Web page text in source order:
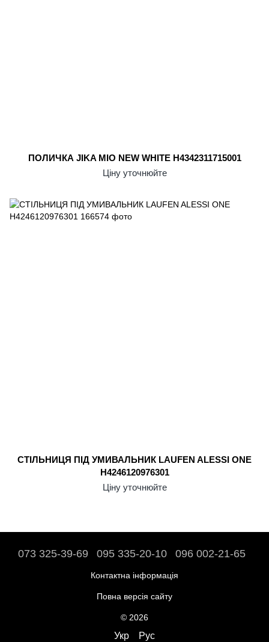
ПОЛИЧКА JIKA MIO NEW WHITE H4342311715001
Ціну уточнюйте
СТІЛЬНИЦЯ ПІД УМИВАЛЬНИК LAUFEN ALESSI ONE
H4246120976301
Ціну уточнюйте
073 325-39-69 095 335-20-10 096 002-21-65
Контактна інформація
Повна версія сайту
© 2026
Укр Рус